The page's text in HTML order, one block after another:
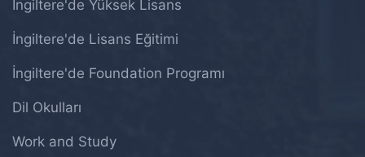
İngiltere'de Yüksek Lisans
İngiltere'de Lisans Eğitimi
İngiltere'de Foundation Programı
Dil Okulları
Work and Study